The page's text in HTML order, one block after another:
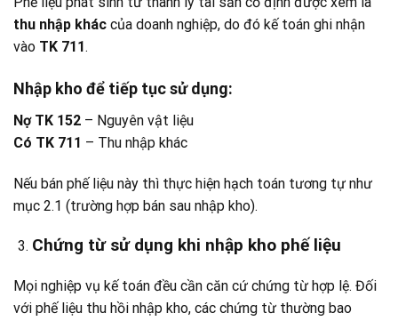
thu nhập khác của doanh nghiệp, do đó kế toán ghi nhận
vào TK 711.
Nhập kho để tiếp tục sử dụng:
Nợ TK 152 – Nguyên vật liệu
Có TK 711 – Thu nhập khác
Nếu bán phế liệu này thì thực hiện hạch toán tương tự như
mục 2.1 (trường hợp bán sau nhập kho).
Chứng từ sử dụng khi nhập kho phế liệu
Mọi nghiệp vụ kế toán đều cần căn cứ chứng từ hợp lệ. Đối
với phế liệu thu hồi nhập kho, các chứng từ thường bao